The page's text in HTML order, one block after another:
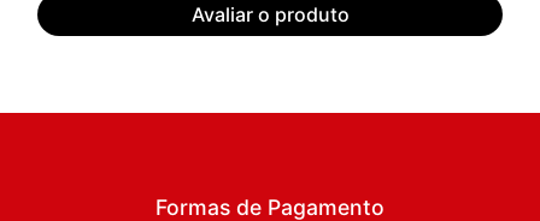
Avaliar o produto
Formas de Pagamento